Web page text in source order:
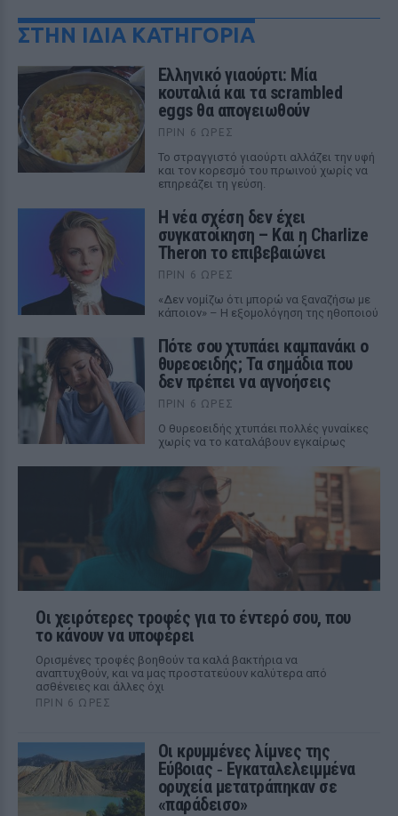
ΣΤΗΝ ΙΔΙΑ ΚΑΤΗΓΟΡΙΑ
Ελληνικό γιαούρτι: Μία
κουταλιά και τα scrambled
eggs θα απογειωθούν
ΠΡΙΝ 6 ΏΡΕΣ
Το στραγγιστό γιαούρτι αλλάζει την υφή
και τον κορεσμό του πρωινού χωρίς να
επηρεάζει τη γεύση.
Η νέα σχέση δεν έχει
συγκατοίκηση – Και η Charlize
Theron το επιβεβαιώνει
ΠΡΙΝ 6 ΏΡΕΣ
«Δεν νομίζω ότι μπορώ να ξαναζήσω με
κάποιον» – Η εξομολόγηση της ηθοποιού
Πότε σου χτυπάει καμπανάκι ο
θυρεοειδής; Τα σημάδια που
δεν πρέπει να αγνοήσεις
ΠΡΙΝ 6 ΏΡΕΣ
Ο θυρεοειδής χτυπάει πολλές γυναίκες
χωρίς να το καταλάβουν εγκαίρως
Οι χειρότερες τροφές για το έντερό σου, που
το κάνουν να υποφέρει
Ορισμένες τροφές βοηθούν τα καλά βακτήρια να
αναπτυχθούν, και να μας προστατεύουν καλύτερα από
ασθένειες και άλλες όχι
ΠΡΙΝ 6 ΏΡΕΣ
Οι κρυμμένες λίμνες της
Εύβοιας ‑ Εγκαταλελειμμένα
ορυχεία μετατράπηκαν σε
«παράδεισο»